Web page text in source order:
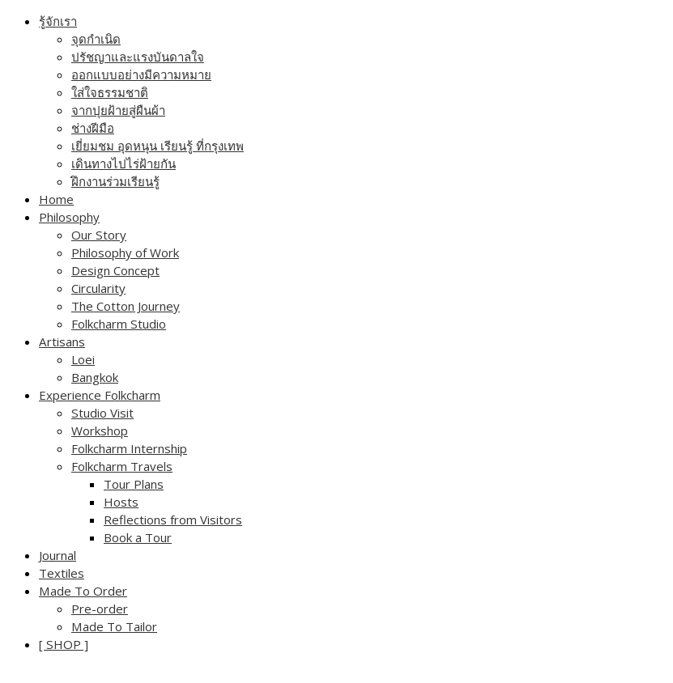
Skip
รู้จักเรา
จุดกำเนิด
ปรัชญาและแรงบันดาลใจ
ออกแบบอย่างมีความหมาย
ใส่ใจธรรมชาติ
จากปุยฝ้ายสู่ผืนผ้า
ช่างฝีมือ
เยี่ยมชม อุดหนุน เรียนรู้ ที่กรุงเทพ
เดินทางไปไร่ฝ้ายกัน
ฝึกงานร่วมเรียนรู้
Home
Philosophy
Our Story
Philosophy of Work
Design Concept
Circularity
The Cotton Journey
Folkcharm Studio
Artisans
Loei
Bangkok
Experience Folkcharm
Studio Visit
Workshop
Folkcharm Internship
Folkcharm Travels
Tour Plans
Hosts
Reflections from Visitors
Book a Tour
Journal
Textiles
Made To Order
Pre-order
Made To Tailor
[ SHOP ]